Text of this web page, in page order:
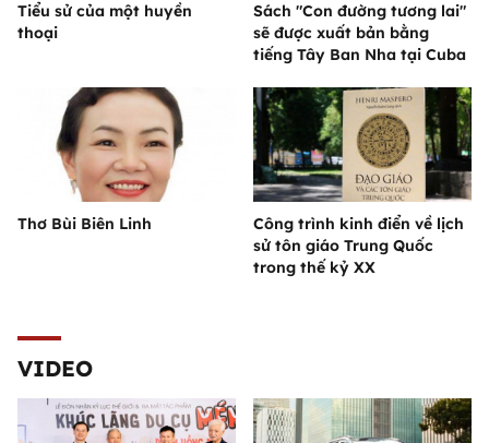
Tiểu sử của một huyền
thoại
Sách "Con đường tương lai"
sẽ được xuất bản bằng
tiếng Tây Ban Nha tại Cuba
Thơ Bùi Biên Linh
Công trình kinh điển về lịch
sử tôn giáo Trung Quốc
trong thế kỷ XX
VIDEO